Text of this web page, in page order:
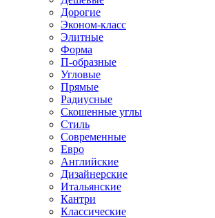
Дорогие
Эконом-класс
Элитные
Форма
П-образные
Угловые
Прямые
Радиусные
Скошенные углы
Стиль
Современные
Евро
Английские
Дизайнерские
Итальянские
Кантри
Классические